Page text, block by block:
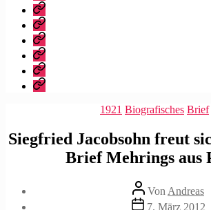
Warum
dieser
Blog?
Bibliografie
Vita
Zitate
|
Tweets
Impressum/Datenschutz
Rechteanfrage
Kategorien
1921 Biografisches Brief
Siegfried Jacobsohn freut
Brief Mehrings aus
Beitragsautor
Von Andreas
Beitragsdatum
7. März 2012